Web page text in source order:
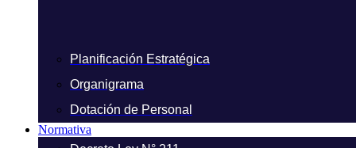
Planificación Estratégica
Organigrama
Dotación de Personal
Normativa